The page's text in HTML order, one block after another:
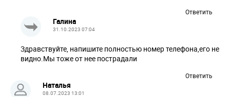
Ответить
Галина
31.10.2023 07:04
Здравствуйте, напишите полностью номер телефона,его не
видно.Мы тоже от нее пострадали
Ответить
Наталья
08.07.2023 13:01